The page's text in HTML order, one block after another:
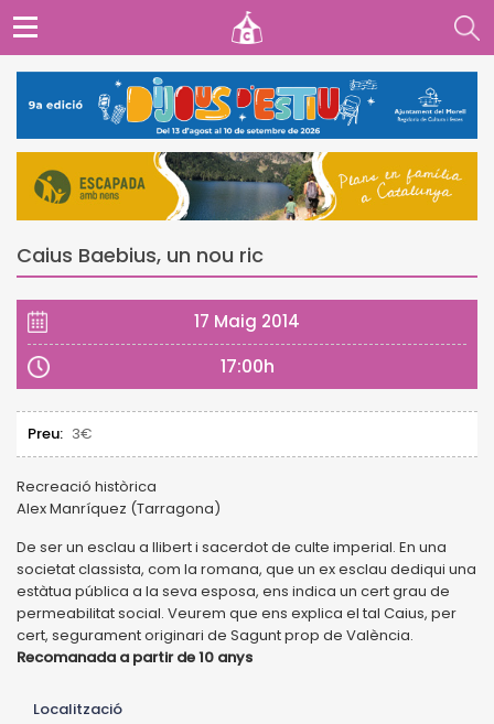
Caius Baebius, un nou ric
17 Maig 2014
17:00h
Preu: 3€
Recreació històrica
Alex Manríquez (Tarragona)
De ser un esclau a llibert i sacerdot de culte imperial. En una
societat classista, com la romana, que un ex esclau dediqui una
estàtua pública a la seva esposa, ens indica un cert grau de
permeabilitat social. Veurem que ens explica el tal Caius, per
cert, segurament originari de Sagunt prop de València.
Recomanada a partir de 10 anys
Localització